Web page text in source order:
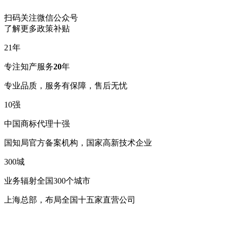
扫码关注微信公众号
了解更多政策补贴
21年
专注知产服务20年
专业品质，服务有保障，售后无忧
10强
中国商标代理十强
国知局官方备案机构，国家高新技术企业
300城
业务辐射全国300个城市
上海总部，布局全国十五家直营公司